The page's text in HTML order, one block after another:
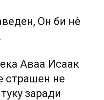
Он би нѐ
Аваа Исаак
страшен не
заради